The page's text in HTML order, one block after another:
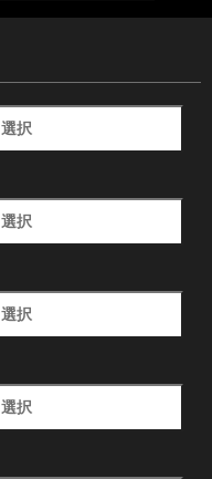
選択
選択
選択
選択